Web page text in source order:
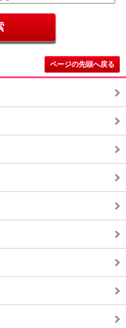
ページの先頭へ戻る